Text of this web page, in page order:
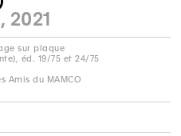
, 2021
sur plaque
éd. 19/75 et 24/75
Amis du MAMCO